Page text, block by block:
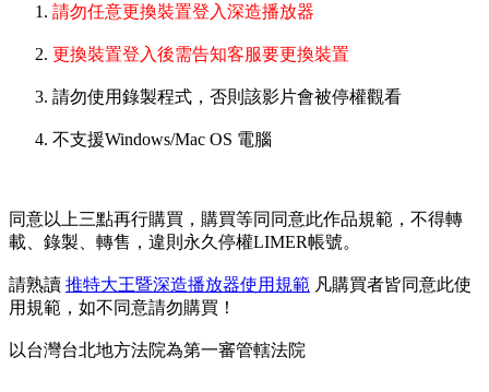
請勿任意更換裝置登入深造播放器
更換裝置登入後需告知客服要更換裝置
請勿使用錄製程式，否則該影片會被停權觀看
不支援Windows/Mac OS 電腦
同意以上三點再行購買，購買等同同意此作品規範，不得轉
載、錄製、轉售，違則永久停權LIMER帳號。
請熟讀 推特大王暨深造播放器使用規範 凡購買者皆同意此使
用規範，如不同意請勿購買！
以台灣台北地方法院為第一審管轄法院